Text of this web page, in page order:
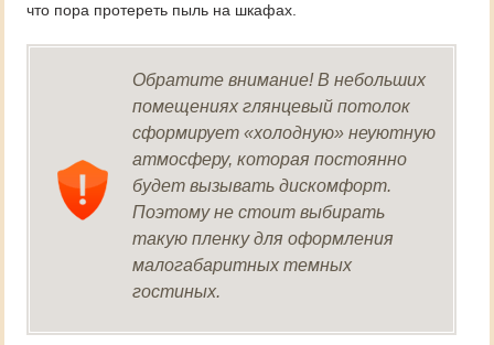
что пора протереть пыль на шкафах.
Обратите внимание! В небольших
помещениях глянцевый потолок
сформирует «холодную» неуютную
атмосферу, которая постоянно
будет вызывать дискомфорт.
Поэтому не стоит выбирать
такую пленку для оформления
малогабаритных темных
гостиных.